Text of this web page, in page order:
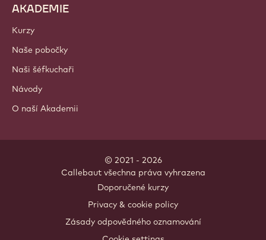
AKADEMIE
Kurzy
Naše pobočky
Naši šéfkuchaři
Návody
O naší Akademii
© 2021 - 2026
Callebaut. všechna práva vyhrazena
Doporučené kurzy
Privacy & cookie policy
Zásady odpovědného oznamování